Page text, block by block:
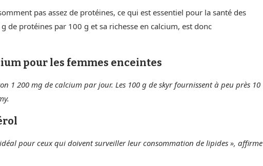
pas assez de protéines, ce qui est essentiel pour la santé des
de protéines par 100 g et sa richesse en calcium, est donc
pour les femmes enceintes
1 200 mg de calcium par jour. Les 100 g de skyr fournissent à peu près 10
pour ceux qui doivent surveiller leur consommation de lipides », affirme